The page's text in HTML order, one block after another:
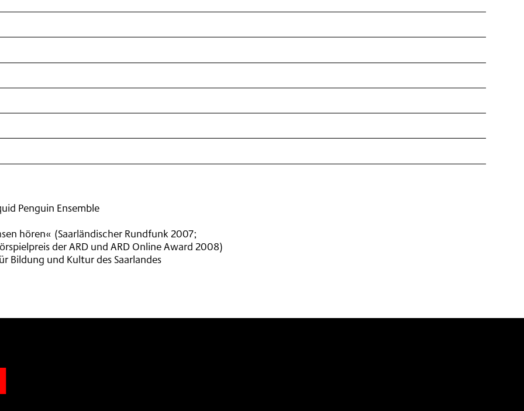
Penguin Ensemble
hören« (Saarländischer Rundfunk 2007;
der ARD und ARD Online Award 2008)
Bildung und Kultur des Saarlandes